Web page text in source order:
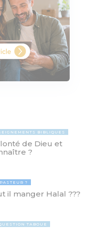
BIBLIQUES
de Dieu et
?
?
il manger Halal ???
TABOUE